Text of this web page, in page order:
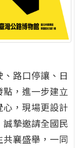
路口停讓、日
，進一步建立
，現場更設計
誠摯邀請全國民
襄盛舉，一同